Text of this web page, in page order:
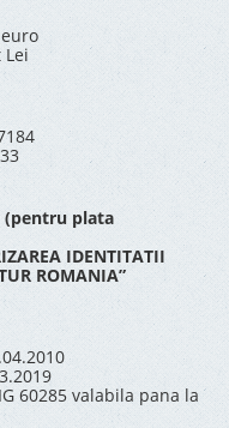
euro
Lei
(pentru plata
IDENTITATII
ROMANIA”
60285 valabila pana la